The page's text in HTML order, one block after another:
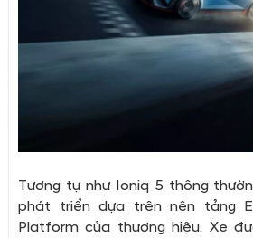
Tương tự như Ioniq 5 thông
phát triển dựa trên nên tảng
Platform của thương hiệu. Xe